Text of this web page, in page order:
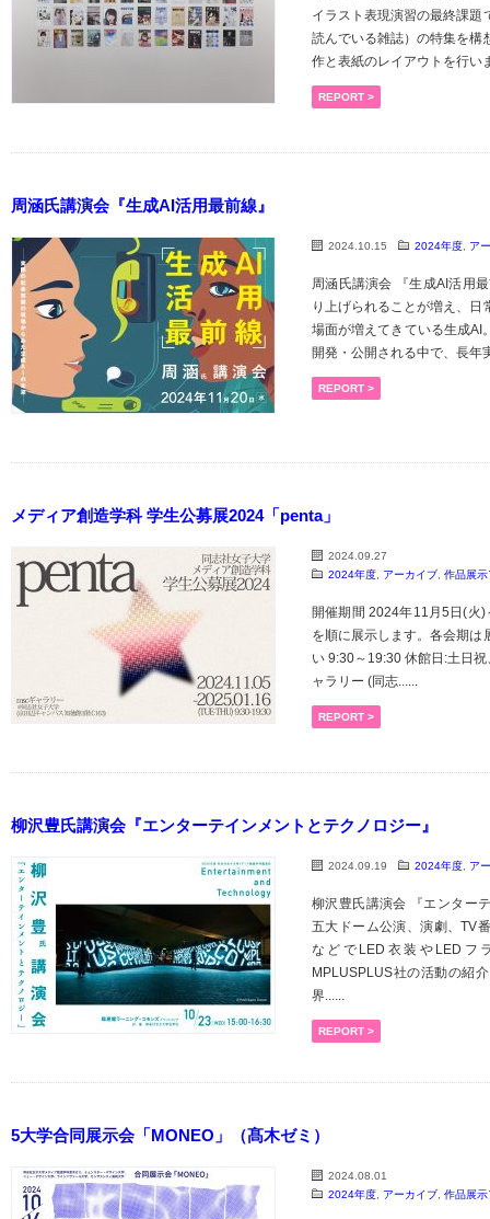
イラスト表現演習の最終課題
読んでいる雑誌）の特集を構
作と表紙のレイアウトを行い
REPORT >
周涵氏講演会『生成AI活用最前線』
2024.10.15 2024年度 ア
周涵氏講演会 『生成AI活用
り上げられることが増え、
場面が増えてきている生成AI
開発・公開される中で、長年
REPORT >
メディア創造学科 学生公募展2024「penta」
2024.09.27
2024年度
アーカイブ 作品展
開催期間 2024年11月5日(
を順に展示します。各会期は
い 9:30～19:30 休館日:土日
ャラリー (同志......
REPORT >
柳沢豊氏講演会『エンターテインメントとテクノロジー』
2024.09.19 2024年度 ア
柳沢豊氏講演会 『エンター
五大ドーム公演、演劇、TV
などでLED衣装やLEDフ
MPLUSPLUS社の活動の紹
界......
REPORT >
5大学合同展示会「MONEO」（髙木ゼミ）
2024.08.01
2024年度
アーカイブ 作品展